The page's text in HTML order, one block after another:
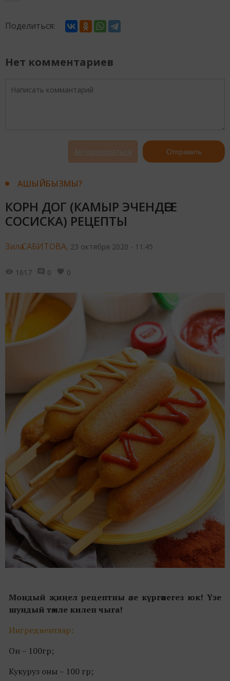
Поделиться:
Нет комментариев
Авторизоваться Отправить
АШЫЙБЫЗМЫ?
КОРН ДОГ (КАМЫР ЭЧЕНДӘГЕ
СОСИСКА) РЕЦЕПТЫ
Зилә САБИТОВА, 23 октября 2020 - 11:45
1617 0 0
Мондый җиңел рецептны әле күргәнегез юк! Үзе
шундый тәмле килеп чыга!
Ингредиeнтлар:
Он – 100гр;
Кукуруз оны – 100 гр;